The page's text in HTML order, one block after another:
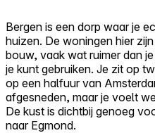
Bergen is een dorp waar je
huizen. De woningen hier
bouw, vaak wat ruimer dan
je kunt gebruiken. Je zit op
op een halfuur van
afgesneden, maar je voelt
De kust is dichtbij genoeg
naar Egmond.